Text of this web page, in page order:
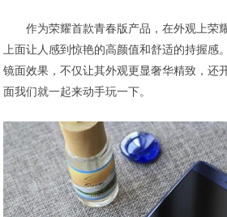
作为荣耀首款青春版产品，在外观上荣
上面让人感到惊艳的高颜值和舒适的持握感
镜面效果，不仅让其外观更显奢华精致，还
面我们就一起来动手玩一下。